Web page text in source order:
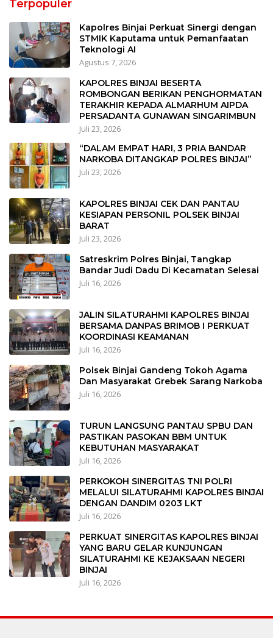
Terpopuler
Kapolres Binjai Perkuat Sinergi dengan
STMIK Kaputama untuk Pemanfaatan
Teknologi AI
Agustus 7, 2026
KAPOLRES BINJAI BESERTA
ROMBONGAN BERIKAN PENGHORMATAN
TERAKHIR KEPADA ALMARHUM AIPDA
PERSADANTA GUNAWAN SINGARIMBUN
Juli 23, 2026
“DALAM EMPAT HARI, 3 PRIA BANDAR
NARKOBA DITANGKAP POLRES BINJAI”
Juli 23, 2026
KAPOLRES BINJAI CEK DAN PANTAU
KESIAPAN PERSONIL POLSEK BINJAI
BARAT
Juli 23, 2026
Satreskrim Polres Binjai, Tangkap
Bandar Judi Dadu Di Kecamatan Selesai
Juli 16, 2026
JALIN SILATURAHMI KAPOLRES BINJAI
BERSAMA DANPAS BRIMOB I PERKUAT
KOORDINASI KEAMANAN
Juli 16, 2026
Polsek Binjai Gandeng Tokoh Agama
Dan Masyarakat Grebek Sarang Narkoba
Juli 16, 2026
TURUN LANGSUNG PANTAU SPBU DAN
PASTIKAN PASOKAN BBM UNTUK
KEBUTUHAN MASYARAKAT
Juli 16, 2026
PERKOKOH SINERGITAS TNI POLRI
MELALUI SILATURAHMI KAPOLRES BINJAI
DENGAN DANDIM 0203 LKT
Juli 16, 2026
PERKUAT SINERGITAS KAPOLRES BINJAI
YANG BARU GELAR KUNJUNGAN
SILATURAHMI KE KEJAKSAAN NEGERI
BINJAI
Juli 16, 2026